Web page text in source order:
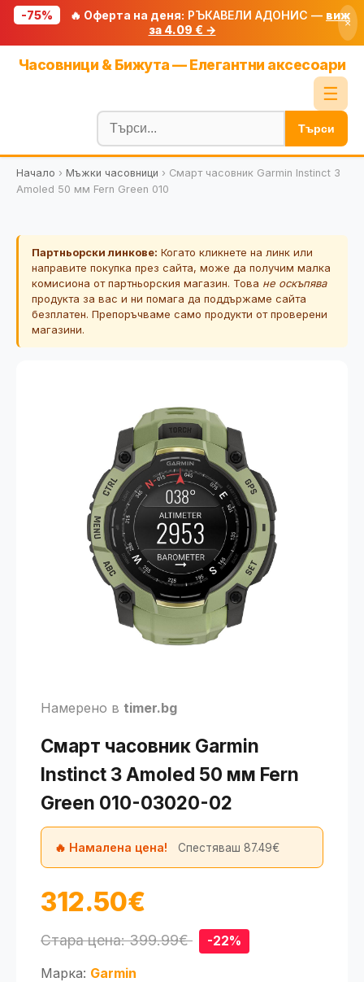
-75% 🔥 Оферта на деня: РЪКАВЕЛИ АДОНИС — виж
за 4.09 € →
×
Часовници & Бижута — Елегантни аксесоари
☰
Блог
🧮 Калкулатори
🔍 Намери продукт
🎟️ Купони
Търси
Начало › Мъжки часовници › Смарт часовник Garmin Instinct 3
Amoled 50 мм Fern Green 010
Партньорски линкове: Когато кликнете на линк или
направите покупка през сайта, може да получим малка
комисиона от партньорския магазин. Това не оскъпява
продукта за вас и ни помага да поддържаме сайта
безплатен. Препоръчваме само продукти от проверени
магазини.
Намерено в timer.bg
Смарт часовник Garmin
Instinct 3 Amoled 50 мм Fern
Green 010-03020-02
🔥 Намалена цена! Спестяваш 87.49€
312.50€
Стара цена: 399.99€ -22%
Марка: Garmin